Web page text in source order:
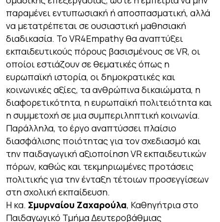
παραμένει εντυπωσιακή ή αποσπασματική, αλλά
να μετατρέπεται σε ουσιαστική μαθησιακή
διαδικασία. Το VR4Empathy θα αναπτύξει
εκπαιδευτικούς πόρους βασισμένους σε VR, οι
οποίοι εστιάζουν σε θεματικές όπως η
ευρωπαϊκή ιστορία, οι δημοκρατικές και
κοινωνικές αξίες, τα ανθρώπινα δικαιώματα, η
διαφορετικότητα, η ευρωπαϊκή πολιτειότητα και
η συμμετοχή σε μια συμπεριληπτική κοινωνία.
Παράλληλα, το έργο αναπτύσσει πλαίσιο
διασφάλισης ποιότητας για τον σχεδιασμό και
την παιδαγωγική αξιοποίηση VR εκπαιδευτικών
πόρων, καθώς και τεκμηριωμένες προτάσεις
πολιτικής για την ένταξη τέτοιων προσεγγίσεων
στη σχολική εκπαίδευση.
Η κα. Σμυρναίου Ζαχαρούλα, Καθηγήτρια στο
Παιδαγωγικό Τμήμα Δευτεροβάθμιας